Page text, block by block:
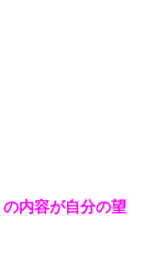
内容が自分の望